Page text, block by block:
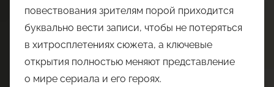
повествования зрителям порой приходится
буквально вести записи, чтобы не потеряться
в хитросплетениях сюжета, а ключевые
открытия полностью меняют представление
о мире сериала и его героях.